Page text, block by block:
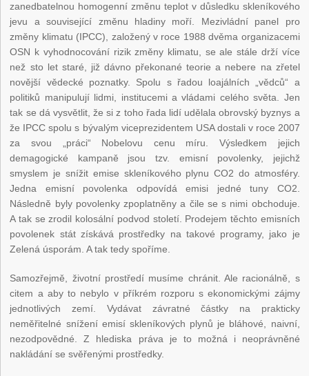
zanedbatelnou homogenní změnu teplot v důsledku skleníkového
jevu a související změnu hladiny moří. Mezivládní panel pro
změny klimatu (IPCC), založený v roce 1988 dvěma organizacemi
OSN k vyhodnocování rizik změny klimatu, se ale stále drží více
než sto let staré, již dávno překonané teorie a nebere na zřetel
novější vědecké poznatky. Spolu s řadou loajálních „vědců“ a
politiků manipulují lidmi, institucemi a vládami celého světa. Jen
tak se dá vysvětlit, že si z toho řada lidí udělala obrovský byznys a
že IPCC spolu s bývalým viceprezidentem USA dostali v roce 2007
za svou „práci“ Nobelovu cenu míru. Výsledkem jejich
demagogické kampaně jsou tzv. emisní povolenky, jejichž
smyslem je snížit emise skleníkového plynu CO2 do atmosféry.
Jedna emisní povolenka odpovídá emisi jedné tuny CO2.
Následně byly povolenky zpoplatněny a čile se s nimi obchoduje.
A tak se zrodil kolosální podvod století. Prodejem těchto emisních
povolenek stát získává prostředky na takové programy, jako je
Zelená úsporám. A tak tedy spoříme.
Samozřejmě, životní prostředí musíme chránit. Ale racionálně, s
citem a aby to nebylo v příkrém rozporu s ekonomickými zájmy
jednotlivých zemí. Vydávat závratné částky na prakticky
neměřitelné snížení emisí skleníkových plynů je bláhové, naivní,
nezodpovědné. Z hlediska práva je to možná i neoprávněné
nakládání se svěřenými prostředky.